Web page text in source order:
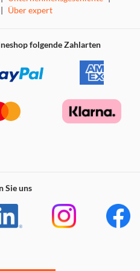
| Über expert
folgende Zahlarten
Sie uns